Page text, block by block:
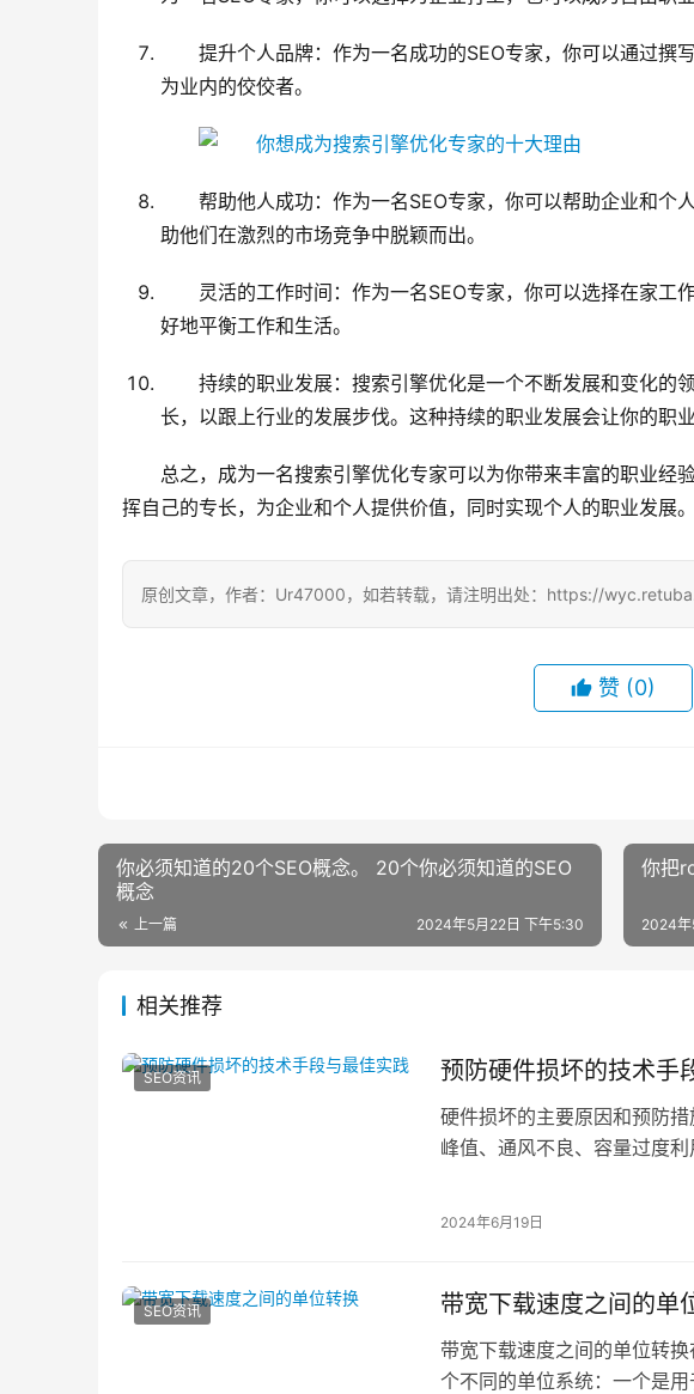
提升个人品牌：作为一名成功的SEO专家，你可以通过撰
为业内的佼佼者。
帮助他人成功：作为一名SEO专家，你可以帮助企业和个
助他们在激烈的市场竞争中脱颖而出。
灵活的工作时间：作为一名SEO专家，你可以选择在家工
好地平衡工作和生活。
持续的职业发展：搜索引擎优化是一个不断发展和变化的
长，以跟上行业的发展步伐。这种持续的职业发展会让你的职
总之，成为一名搜索引擎优化专家可以为你带来丰富的职业经
挥自己的专长，为企业和个人提供价值，同时实现个人的职业发展。
原创文章，作者：Ur47000，如若转载，请注明出处：https://
赞 (0)
你必须知道的20个SEO概念。 20个你必须知道的SEO
概念
上一篇 2024年5月22日 下午5:30
你把
2024
相关推荐
SEO资讯 预防硬件损坏的技术手
硬件损坏的主要原因和预防
峰值、通风不良、容量过度
2024年6月19日
SEO资讯 带宽下载速度之间的单
带宽下载速度之间的单位转
个不同的单位系统：一个是